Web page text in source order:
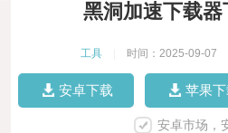
黑洞加速下载器
工具 时间：2025-09-07
安卓下载 苹果
安卓市场，